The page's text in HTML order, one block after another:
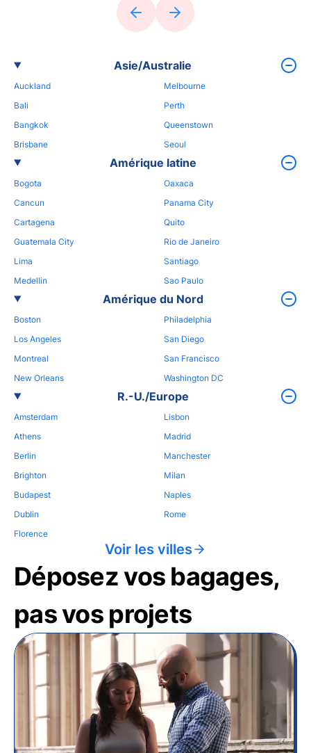
Asie/Australie
Auckland
Bali
Bangkok
Brisbane
Melbourne
Perth
Queenstown
Seoul
Amérique latine
Bogota
Cancun
Cartagena
Guatemala City
Lima
Medellin
Oaxaca
Panama City
Quito
Rio de Janeiro
Santiago
Sao Paulo
Amérique du Nord
Boston
Los Angeles
Montreal
New Orleans
Philadelphia
San Diego
San Francisco
Washington DC
R.-U./Europe
Amsterdam
Athens
Berlin
Brighton
Budapest
Dublin
Florence
Lisbon
Madrid
Manchester
Milan
Naples
Rome
Voir les villes
Déposez vos bagages,
pas vos projets